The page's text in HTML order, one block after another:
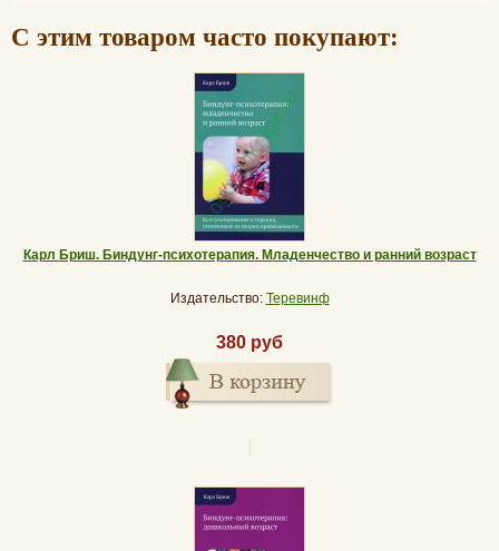
С этим товаром часто покупают:
Карл Бриш. Биндунг-психотерапия. Младенчество и ранний возраст
Издательство: Теревинф
380 руб